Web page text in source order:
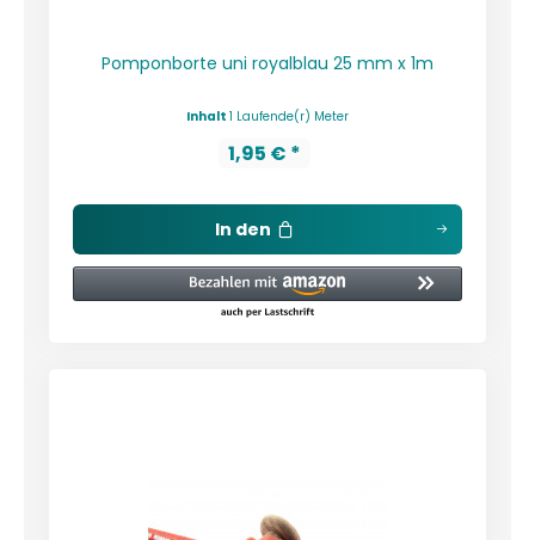
Pomponborte uni royalblau 25 mm x 1m
Inhalt 1 Laufende(r) Meter
1,95 € *
In den